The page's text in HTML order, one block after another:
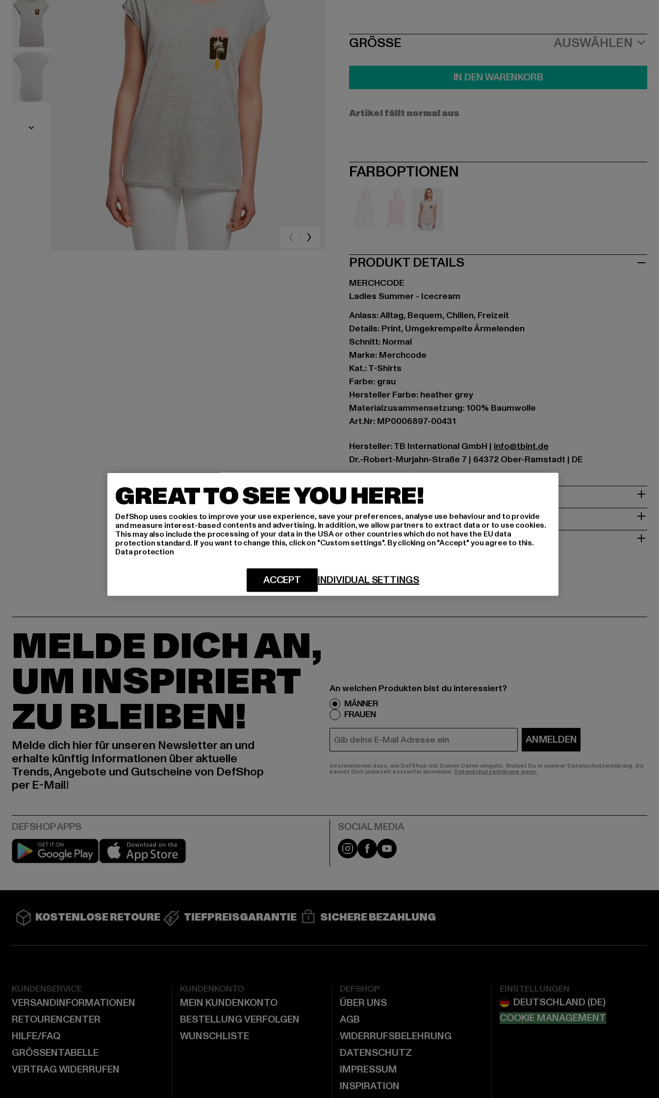
SIZE
GRÖSSE AUSWÄHLEN
IN DEN WARENKORB
Artikel fällt normal aus
FARBOPTIONEN
PRODUKT DETAILS
MERCHCODE
Ladies Summer - Icecream
Anlass: Alltag, Bequem, Chillen, Freizeit
Details: Print, Umgekrempelte Ärmelenden
Schnitt: Normal
Marke: Merchcode
Kat.: T-Shirts
Farbe: grau
Hersteller Farbe: heather grey
Materialzusammensetzung: 100% Baumwolle
Art.Nr: MP0006897-00431
Hersteller: TB International GmbH | info@tbint.de
Dr.-Robert-Murjahn-Straße 7 | 64372 Ober-Ramstadt | DE
GRÖSSE & PASSFORM
PFLEGEHINWEISE
LIEFERUNG & RÜCKGABE
MELDE DICH AN,
UM INSPIRIERT
ZU BLEIBEN!
Melde dich hier für unseren Newsletter an und
erhalte künftig Informationen über aktuelle
Trends, Angebote und Gutscheine von DefShop
per E-Mail!
An welchen Produkten bist du interessiert?
MÄNNER
FRAUEN
E-MAIL ANMELDEN
Informationen dazu, wie DefShop mit Deinen Daten umgeht, findest Du in unserer Datenschutzerklärung. Du
kannst Dich jederzeit kostenfei abmelden. Datenschutzerklärung lesen.
Play market Instagram
FacebookYouTube
KOSTENLOSE RETOURE TIEFPREISGARANTIE SICHERE BEZAHLUNG
KUNDENSERVICE
VERSANDINFORMATIONEN
RETOURENCENTER
HILFE/FAQ
GRÖSSENTABELLE
VERTRAG WIDERRUFEN
KUNDENKONTO
MEIN KUNDENKONTO
BESTELLUNG VERFOLGEN
WUNSCHLISTE
DEFSHOP
ÜBER UNS
AGB
WIDERRUFSBELEHRUNG
DATENSCHUTZ
IMPRESSUM
INSPIRATION
EINSTELLUNGEN
COOKIE MANAGEMENT
GREAT TO SEE YOU HERE!
DefShop uses cookies to improve your use experience, save your preferences, analyse use behaviour and to provide
and measure interest-based contents and advertising. In addition, we allow partners to extract data or to use cookies.
This may also include the processing of your data in the USA or other countries which do not have the EU data
protection standard. If you want to change this, click on "Custom settings". By clicking on "Accept" you agree to this.
Data protection
INDIVIDUAL SETTINGS
ACCEPT